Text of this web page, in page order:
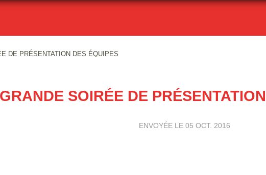
DE PRÉSENTATION DES ÉQUIPES
GRANDE SOIRÉE DE
ENVOYÉE LE 05 OCT. 2016